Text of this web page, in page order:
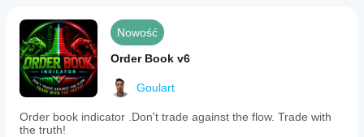
Nowość
Order Book v6
Goulart
Order book indicator .Don't trade against the flow. Trade with
the truth!